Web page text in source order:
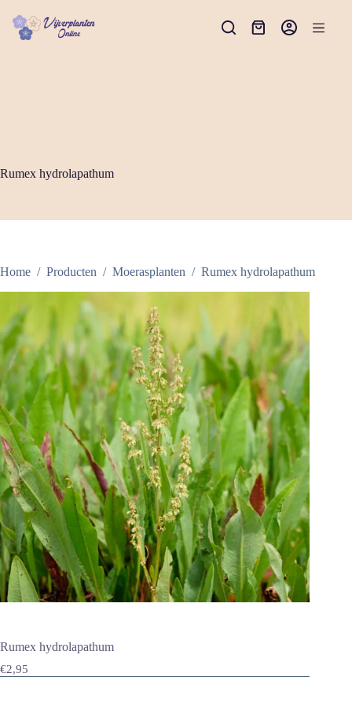
naar
Winkelwagen
Rumex hydrolapathum
Home / Producten / Moerasplanten / Rumex hydrolapathum
Rumex hydrolapathum
€2,95